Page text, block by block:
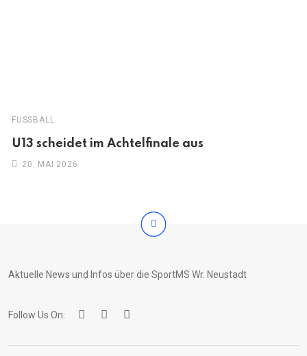
FUSSBALL
U13 scheidet im Achtelfinale aus
20. MAI 2026
Aktuelle News und Infos über die SportMS Wr. Neustadt
Follow Us On: